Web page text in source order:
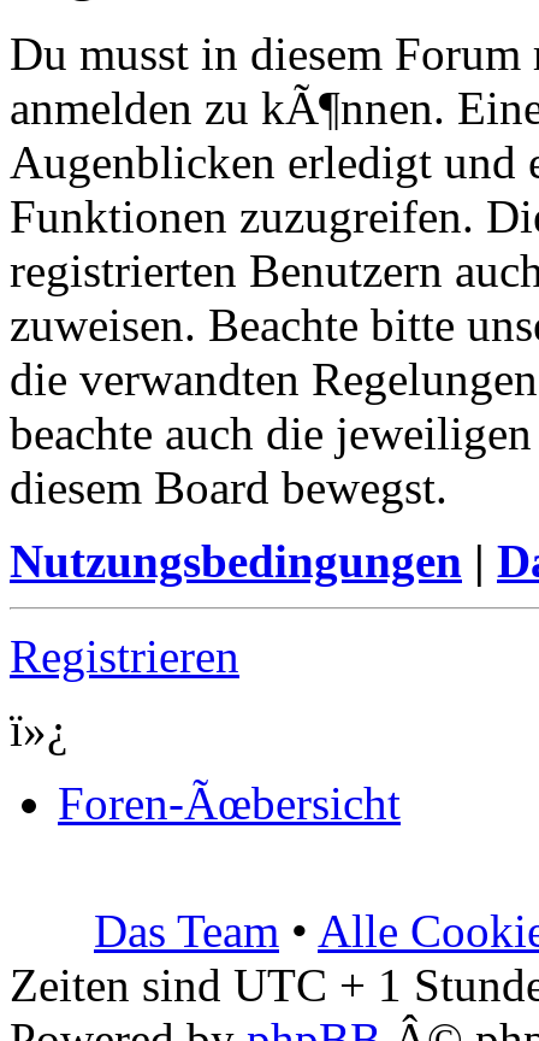
Du musst in diesem
anmelden zu kÃ¶nnen.
Augenblicken erledigt und
Funktionen zuzugreifen.
registrierten Benutzern
zuweisen. Beachte bitte
die verwandten
beachte auch die
diesem Board bewegst.
Nutzungsbedingungen |
Registrieren
ï»¿
Foren-Ãœbersicht
Das Team • Alle
Zeiten sind UTC + 1